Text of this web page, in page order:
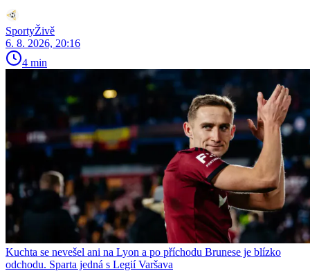
SportyŽivě
6. 8. 2026, 20:16
4 min
Kuchta se nevešel ani na Lyon a po příchodu Brunese je blízko
odchodu. Sparta jedná s Legií Varšava